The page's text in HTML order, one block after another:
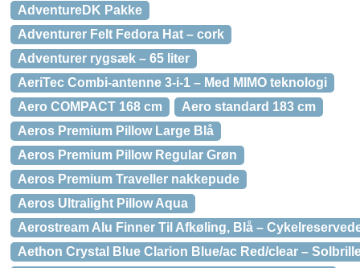
AdventureDK Pakke
Adventurer Felt Fedora Hat – cork
Adventurer rygsæk – 65 liter
AeriTec Combi-antenne 3-i-1 – Med MIMO teknologi
Aero COMPACT 168 cm
Aero standard 183 cm
Aeros Premium Pillow Large Blå
Aeros Premium Pillow Regular Grøn
Aeros Premium Traveller nakkepude
Aeros Ultralight Pillow Aqua
Aerostream Alu Finner Til Afkøling, Blå –
Aethon Crystal Blue Clarion Blue/ac Red/clear –